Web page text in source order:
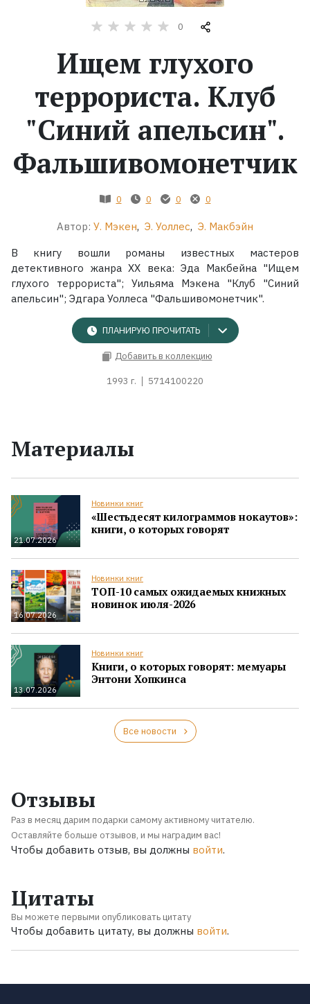
Экранизации
Коллекции
0
Ищем глухого
террориста. Клуб
"Синий апельсин".
Фальшивомонетчик
0 0 0 0
Автор: У. Мэкен, Э. Уоллес, Э. Макбэйн
В книгу вошли романы известных мастеров
детективного жанра XX века: Эда Макбейна "Ищем
глухого террориста"; Уильяма Мэкена "Клуб "Синий
апельсин"; Эдгара Уоллеса "Фальшивомонетчик".
ПЛАНИРУЮ ПРОЧИТАТЬ
Добавить в коллекцию
1993 г. 5714100220
Материалы
21.07.2026
Новинки книг
«Шестьдесят килограммов нокаутов»:
книги, о которых говорят
16.07.2026
Новинки книг
ТОП-10 самых ожидаемых книжных
новинок июля-2026
13.07.2026
Новинки книг
Книги, о которых говорят: мемуары
Энтони Хопкинса
Все новости
Отзывы
Раз в месяц дарим подарки самому активному читателю.
Оставляйте больше отзывов, и мы наградим вас!
Чтобы добавить отзыв, вы должны войти.
Цитаты
Вы можете первыми опубликовать цитату
Чтобы добавить цитату, вы должны войти.